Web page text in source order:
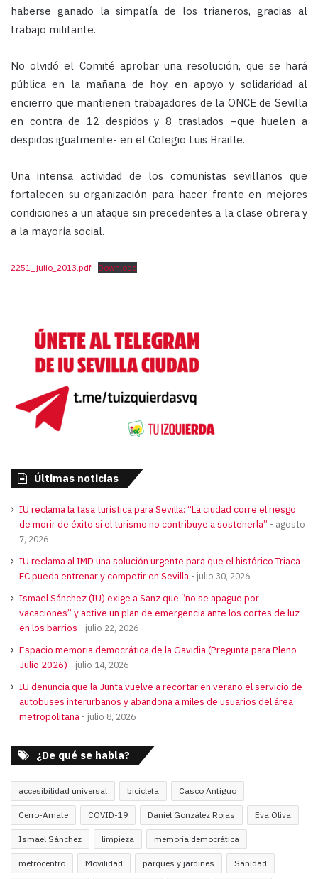
haberse ganado la simpatía de los trianeros, gracias al
trabajo militante.
No olvidó el Comité aprobar una resolución, que se hará
pública en la mañana de hoy, en apoyo y solidaridad al
encierro que mantienen trabajadores de la ONCE de Sevilla
en contra de 12 despidos y 8 traslados –que huelen a
despidos igualmente- en el Colegio Luis Braille.
Una intensa actividad de los comunistas sevillanos que
fortalecen su organización para hacer frente en mejores
condiciones a un ataque sin precedentes a la clase obrera y
a la mayoría social.
2251_julio_2013.pdf Download
Últimas noticias
IU reclama la tasa turística para Sevilla: “La ciudad corre el riesgo
de morir de éxito si el turismo no contribuye a sostenerla”
agosto
7, 2026
IU reclama al IMD una solución urgente para que el histórico Triaca
FC pueda entrenar y competir en Sevilla
julio 30, 2026
Ismael Sánchez (IU) exige a Sanz que “no se apague por
vacaciones” y active un plan de emergencia ante los cortes de luz
en los barrios
julio 22, 2026
Espacio memoria democrática de la Gavidia (Pregunta para Pleno-
Julio 2026)
julio 14, 2026
IU denuncia que la Junta vuelve a recortar en verano el servicio de
autobuses interurbanos y abandona a miles de usuarios del área
metropolitana
julio 8, 2026
¿De qué se habla?
accesibilidad universal bicicleta Casco Antiguo
Cerro-Amate COVID-19 Daniel González Rojas Eva Oliva
Ismael Sánchez limpieza memoria democrática
metrocentro Movilidad parques y jardines Sanidad